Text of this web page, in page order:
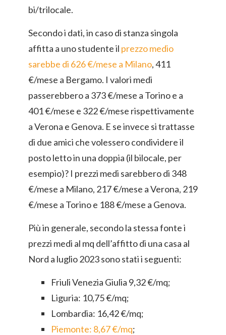
bi/trilocale.
Secondo i dati, in caso di stanza singola
affitta a uno studente il prezzo medio
sarebbe di 626 €/mese a Milano, 411
€/mese a Bergamo. I valori medi
passerebbero a 373 €/mese a Torino e a
401 €/mese e 322 €/mese rispettivamente
a Verona e Genova. E se invece si trattasse
di due amici che volessero condividere il
posto letto in una doppia (il bilocale, per
esempio)? I prezzi medi sarebbero di 348
€/mese a Milano, 217 €/mese a Verona, 219
€/mese a Torino e 188 €/mese a Genova.
Più in generale, secondo la stessa fonte i
prezzi medi al mq dell’affitto di una casa al
Nord a luglio 2023 sono stati i seguenti:
Friuli Venezia Giulia 9,32 €/mq;
Liguria: 10,75 €/mq;
Lombardia: 16,42 €/mq;
Piemonte: 8,67 €/mq;